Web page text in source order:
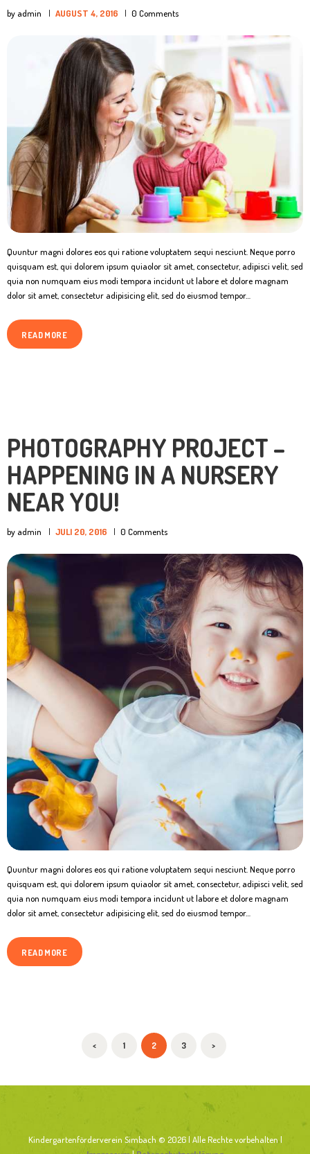
by admin AUGUST 4, 2016 0 Comments
Quuntur magni dolores eos qui ratione voluptatem sequi nesciunt. Neque porro
quisquam est, qui dolorem ipsum quiaolor sit amet, consectetur, adipisci velit, sed
quia non numquam eius modi tempora incidunt ut labore et dolore magnam
dolor sit amet, consectetur adipisicing elit, sed do eiusmod tempor…
READ MORE
PHOTOGRAPHY PROJECT –
HAPPENING IN A NURSERY
NEAR YOU!
by admin JULI 20, 2016 0 Comments
Quuntur magni dolores eos qui ratione voluptatem sequi nesciunt. Neque porro
quisquam est, qui dolorem ipsum quiaolor sit amet, consectetur, adipisci velit, sed
quia non numquam eius modi tempora incidunt ut labore et dolore magnam
dolor sit amet, consectetur adipisicing elit, sed do eiusmod tempor…
READ MORE
SEITENNUMMERIERUNG
< PAGE
1 PAGE
2 PAGE
3 >
Kindergartenförderverein Simbach © 2026 | Alle Rechte vorbehalten |